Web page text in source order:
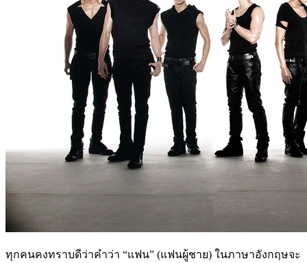
ทุกคนคงทราบดีว่าคำว่า “แฟน” (แฟนผู้ชาย) ในภาษาอังกฤษจะ